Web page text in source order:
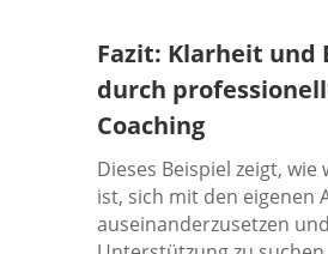
Fazit: Klarheit und
durch
Coaching
Dieses Beispiel zeigt, wie
ist, sich mit den eigenen
auseinanderzusetzen